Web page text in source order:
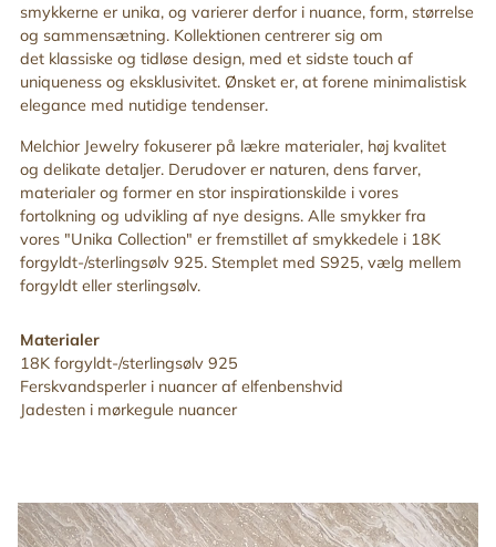
smykkerne er unika, og varierer derfor i nuance, form, størrelse
og sammensætning. Kollektionen centrerer sig om
det klassiske og tidløse design, med et sidste touch af
uniqueness og eksklusivitet. Ønsket er, at forene minimalistisk
elegance med nutidige tendenser.
Melchior Jewelry fokuserer på lækre materialer, høj kvalitet
og delikate detaljer. Derudover er naturen, dens farver,
materialer og former en stor inspirationskilde i vores
fortolkning og udvikling af nye designs. Alle smykker fra
vores "Unika Collection" er fremstillet af smykkedele i 18K
forgyldt-/sterlingsølv 925. Stemplet med S925, vælg mellem
forgyldt eller sterlingsølv.
Materialer
18K forgyldt-/sterlingsølv 925
Ferskvandsperler i nuancer af elfenbenshvid
Jadesten i mørkegule nuancer